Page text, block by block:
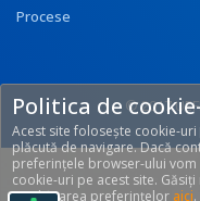
Procese
© 2017
Politica de
Acest site folosește cookie-
plăcută de navigare. Dacă
preferințele browser-ului
cookie-uri pe acest site.
modificarea preferințelor aici.